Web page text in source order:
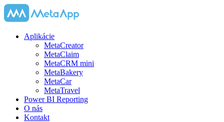
Aplikácie
MetaCreator
MetaClaim
MetaCRM mini
MetaBakery
MetaCar
MetaTravel
Power BI Reporting
O nás
Kontakt